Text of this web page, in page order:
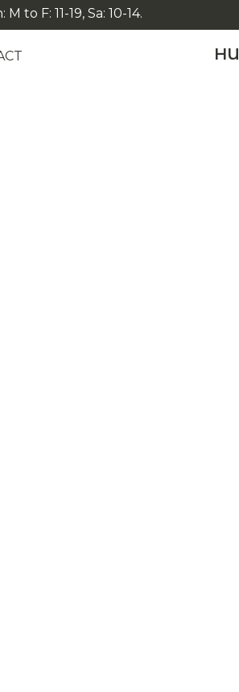
to F: 11-19, Sa: 10-14.
HU